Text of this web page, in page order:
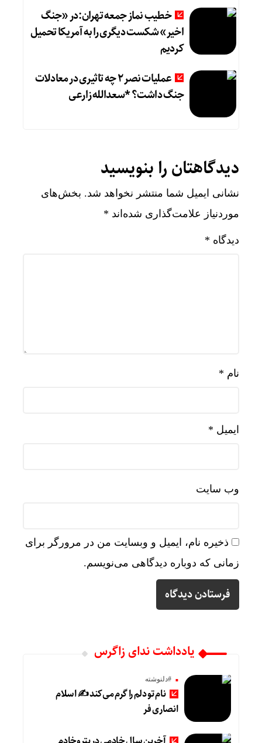
خطیب نماز جمعه تهران:در «جنگ
اخیر» شکست دیگری را به آمریکا تحمیل
کردیم
عملیات نصر ۲ چه تاثیری در معادلات
جنگ داشت؟ *سعدالله زارعی
دیدگاهتان را بنویسید
نشانی ایمیل شما منتشر نخواهد شد. بخش‌های
موردنیاز علامت‌گذاری شده‌اند *
دیدگاه *
نام *
ایمیل *
وب‌ سایت
ذخیره نام، ایمیل و وبسایت من در مرورگر برای
زمانی که دوباره دیدگاهی می‌نویسم.
یادداشت ندای زاگرس
#دلنوشته
نام تو دلم را گرم می‌کند ✍️ اسلام
انصاری فر